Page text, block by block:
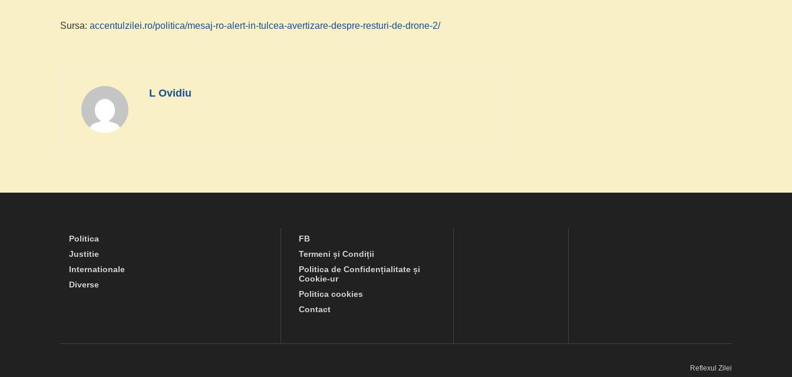
Sursa: accentulzilei.ro/politica/mesaj-ro-alert-in-tulcea-avertizare-despre-resturi-de-drone-2/
L Ovidiu
Politica
Justitie
Internationale
Diverse
FB
Termeni și Condiții
Politica de Confidențialitate și
Cookie-ur
Politica cookies
Contact
Reflexul Zilei